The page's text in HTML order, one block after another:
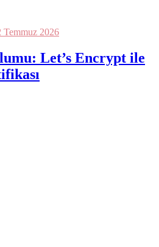
Temmuz 2026
Let’s Encrypt ile